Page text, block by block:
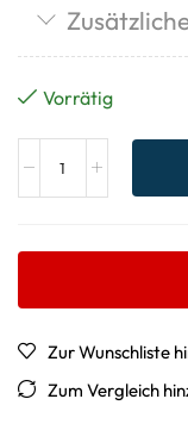
Vorrätig
Zur Wunschliste
Zum Vergleich